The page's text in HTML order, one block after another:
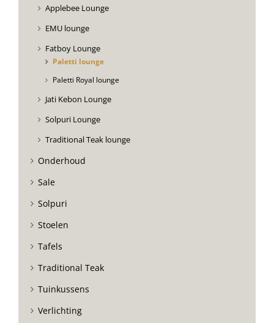
Applebee Lounge
EMU lounge
Fatboy Lounge
Paletti lounge
Paletti Royal lounge
Jati Kebon Lounge
Solpuri Lounge
Traditional Teak lounge
Onderhoud
Sale
Solpuri
Stoelen
Tafels
Traditional Teak
Tuinkussens
Verlichting